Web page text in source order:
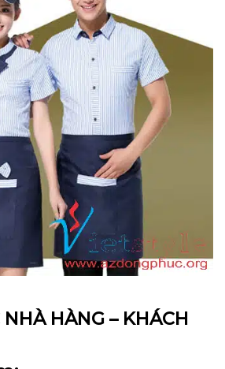
HÀNG – KHÁCH